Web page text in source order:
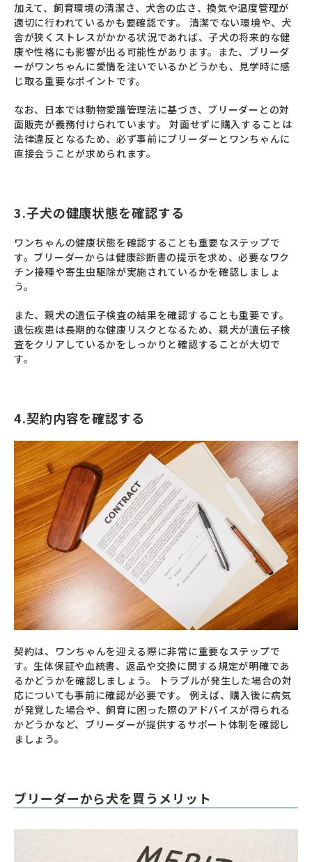
加えて、飼育環境の清潔さ、犬舎の広さ、換気や温度管理が
適切に行われているかも要確認です。 清潔でない環境や、犬
舎が狭くストレスがかかる状況であれば、子犬の将来的な健
康や性格にも影響が出る可能性があります。また、ブリーダ
ーがワンちゃんに愛情を注いでいるかどうかも、見学時に感
じ取る重要なポイントです。
なお、日本では動物愛護管理法に基づき、ブリーダーとの対
面販売が義務付けられています。 対面せずに購入することは
法律違反となるため、必ず事前にブリーダーとワンちゃんに
直接会うことが求められます。
3.子犬の健康状態を確認する
ワンちゃんの健康状態を確認することも重要なステップで
す。ブリーダーからは健康診断書の提示を求め、必要なワク
チン接種や寄生虫駆除が実施されているかを確認しましょ
う。
また、親犬の遺伝子検査の結果を確認することも重要です。
遺伝疾患は長期的な健康リスクとなるため、親犬が遺伝子検
査をクリアしているかをしっかりと確認することが大切で
す。
4.契約内容を確認する
契約は、ワンちゃんを迎える際に非常に重要なステップで
す。生体保証や血統書、返品や交換に関する規定が明確であ
るかどうかを確認しましょう。 トラブルが発生した場合の対
応についても事前に確認が必要です。 例えば、購入後に病気
が発覚した場合や、飼育に困った際のアドバイスが得られる
かどうかなど、ブリーダーが提供するサポート体制を確認し
ましょう。
ブリーダーから犬を買うメリット